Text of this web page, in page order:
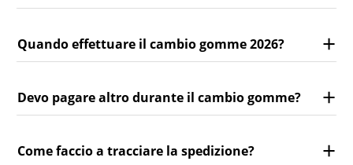
Quando effettuare il cambio gomme 2026?
Devo pagare altro durante il cambio gomme?
Come faccio a tracciare la spedizione?